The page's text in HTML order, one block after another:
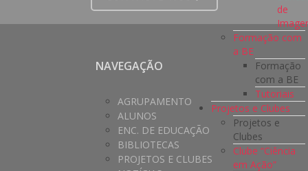
de
Formação com
a BE
Formação
com a BE
Tutoriais
Projetos e Clubes
Projetos e
Clubes
Clube “Ciência
em Ação”
NAVEGAÇÃO
AGRUPAMENTO
ALUNOS
ENC. DE EDUCAÇÃO
BIBLIOTECAS
PROJETOS E CLUBES